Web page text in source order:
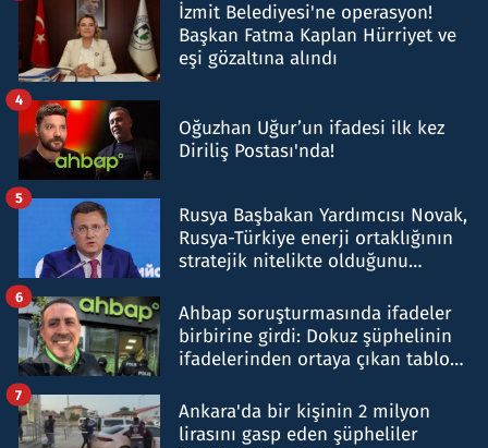
İzmit Belediyesi'ne operasyon!
Başkan Fatma Kaplan Hürriyet ve
eşi gözaltına alındı
Oğuzhan Uğur’un ifadesi ilk kez
Diriliş Postası'nda!
4
Rusya Başbakan Yardımcısı Novak,
Rusya-Türkiye enerji ortaklığının
stratejik nitelikte olduğunu
5
Ahbap soruşturmasında ifadeler
birbirine girdi: Dokuz şüphelinin
ifadelerinden ortaya çıkan tablo
6
Ankara'da bir kişinin 2 milyon
lirasını gasp eden şüpheliler
7